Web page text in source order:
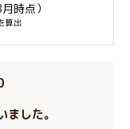
時点）
算出
した。